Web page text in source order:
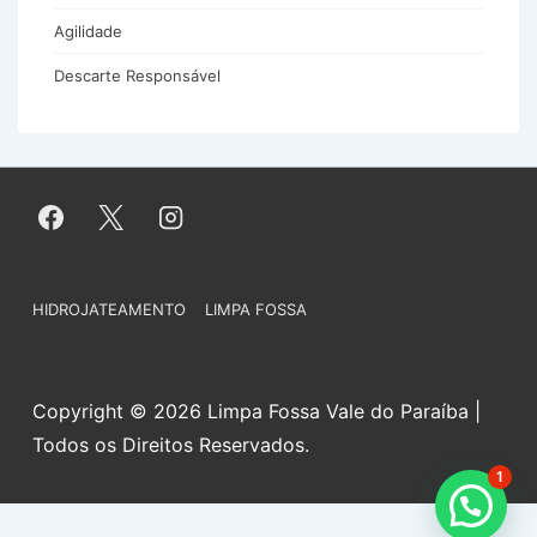
Agilidade
Descarte Responsável
Menu
Rodapé
HIDROJATEAMENTO LIMPA FOSSA
Copyright © 2026 Limpa Fossa Vale do Paraíba |
Todos os Direitos Reservados.
1